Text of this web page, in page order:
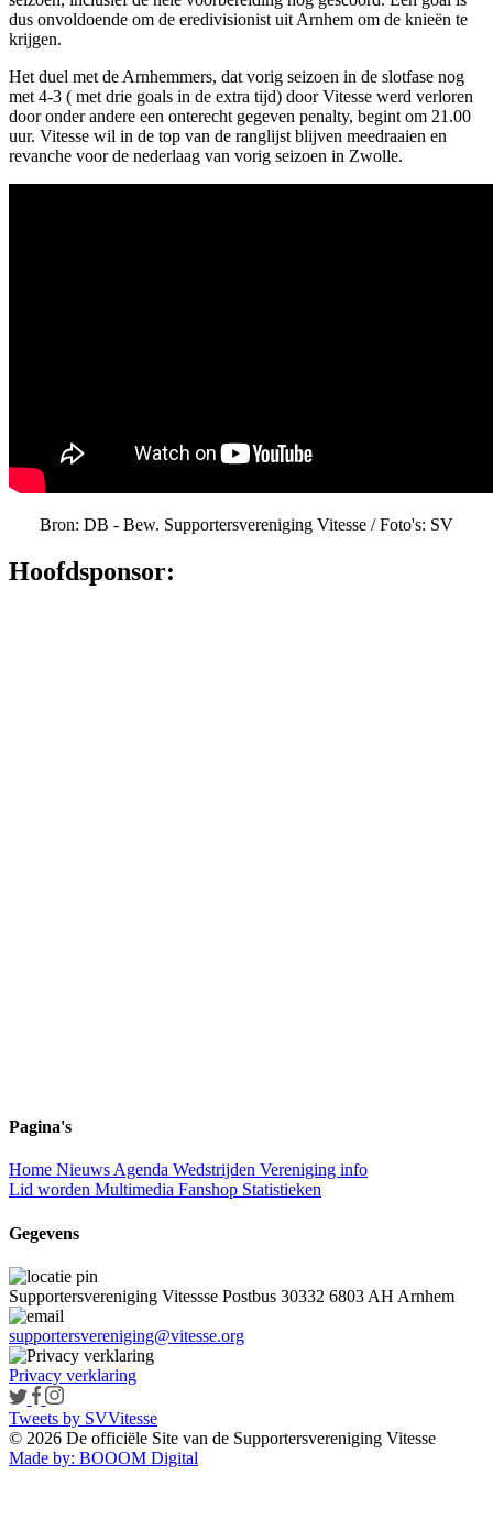
dus onvoldoende om de eredivisionist uit Arnhem om de knieën te
krijgen.
Het duel met de Arnhemmers, dat vorig seizoen in de slotfase nog
met 4-3 ( met drie goals in de extra tijd) door Vitesse werd verloren
door onder andere een onterecht gegeven penalty, begint om 21.00
uur. Vitesse wil in de top van de ranglijst blijven meedraaien en
revanche voor de nederlaag van vorig seizoen in Zwolle.
Bron: DB - Bew. Supportersvereniging Vitesse / Foto's: SV
Hoofdsponsor:
Pagina's
Home NieuwsAgenda Wedstrijden Vereniging info
Lid worden Multimedia Fanshop Statistieken
Gegevens
Supportersvereniging Vitessse Postbus 30332 6803 AH Arnhem
supportersvereniging@vitesse.org
Privacy verklaring
Tweets by SVVitesse
© 2026 De officiële Site van de Supportersvereniging Vitesse
Made by: BOOOM Digital